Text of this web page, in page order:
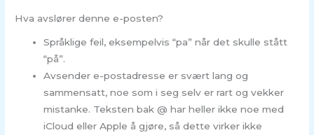
Hva avslører denne e-posten?
Språklige feil, eksempelvis “pa” når det skulle stått
“på”.
Avsender e-postadresse er svært lang og
sammensatt, noe som i seg selv er rart og vekker
mistanke. Teksten bak @ har heller ikke noe med
iCloud eller Apple å gjøre, så dette virker ikke